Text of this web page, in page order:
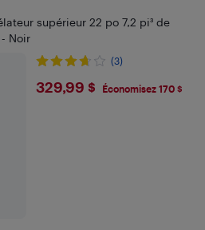
supérieur 22 po 7,2 pi³ de
- Noir
(3)
$329.99
329,99 $ Économisez 170 $